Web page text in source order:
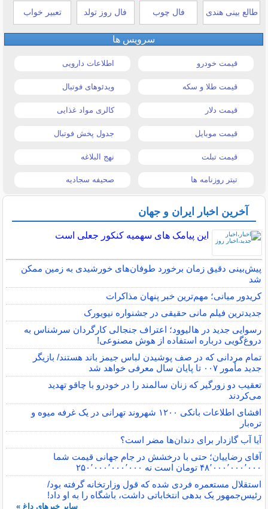
طالع بینی هندی فال چوب فال روز تولد تعبیر خواب
سرویس ها
قیمت خودرو اطلاعات دارویی
قیمت طلا و سکه ویدئوهای فوتبال
قیمت دلار کالری مواد غذایی
قیمت موبایل جدول پخش فوتبال
قیمت تبلت نهج البلاغه
تیتر روزنامه ها صحیفه سجادیه
آخرین اخبار ایران و جهان
این پیامک های سهمیه کنکور جعلی است
پیش‌بینی دقیق زمان برخورد طوفان‌های خورشیدی به زمین ممکن
شد
کریدور میانی؛ مهم‌ترین خبر پنهان مذاکرات
جدیدترین فیلم مانی حقیقی در جشنواره نیویورک
رسوایی جدید در هالیوود؛ اعتراف جنجالی کارگردان سرشناس به
دروغ‌گویی درباره استفاده از هوش مصنوعی!
تمام مردانی که در صف پوشیدن لباس جیمز باند هستند/ بازیگر
جدید مأمور ۰۰۷ تا پایان سال معرفی خواهد شد
تعقیب دو زورگیر که زنان سالمند را در خودرو با چاقو تهدید
می‌کردند
افشای اطلاعات بانکی ۱۲۰۰ شهروند تهرانی در یک غرفه میوه و
تره‌بار
آیا آب گازدار برای دندان‌ها مضر است؟
آقای رضاییان؛ حتی با درخشش در جام جهانی قیمت شما
۴۸٬۰۰۰٬۰۰۰٬۰۰۰ تومان است نه ۲۵۰٬۰۰۰٬۰۰۰٬۰۰۰
استقلال مستعمره فردی شده که قول وزارتخانه گرفته بود/
رئیس‌جمهور یک بدهی انتخاباتی داشت، باشگاه را به او داد!
سایر خبرهای داغ »